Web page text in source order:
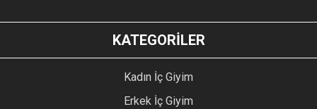
KATEGORİLER
Kadın İç Giyim
Erkek İç Giyim